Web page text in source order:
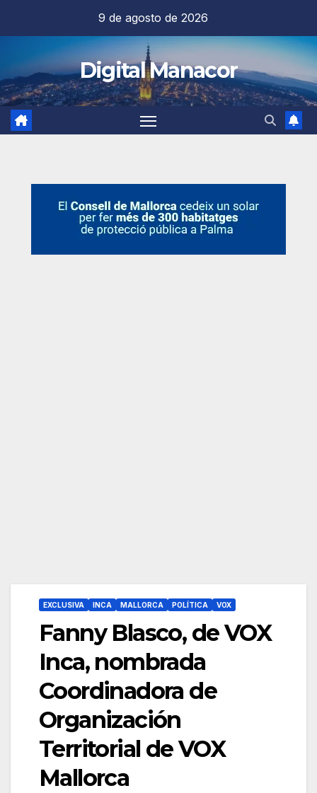
contenido
9 de agosto de 2026
Digital Manacor
EXCLUSIVA INCA MALLORCA POLÍTICA VOX
Fanny Blasco, de VOX
Inca, nombrada
Coordinadora de
Organización
Territorial de VOX
Mallorca